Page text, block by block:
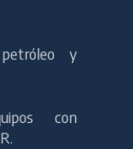
y
con